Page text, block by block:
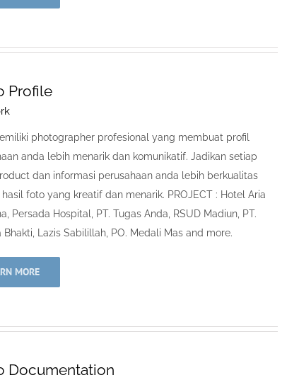
Profile
photographer profesional yang membuat profil
anda lebih menarik dan komunikatif. Jadikan setiap
dan informasi perusahaan anda lebih berkualitas
foto yang kreatif dan menarik. PROJECT : Hotel Aria
Persada Hospital, PT. Tugas Anda, RSUD Madiun, PT.
Lazis Sabilillah, PO. Medali Mas and more.
MORE
Documentation